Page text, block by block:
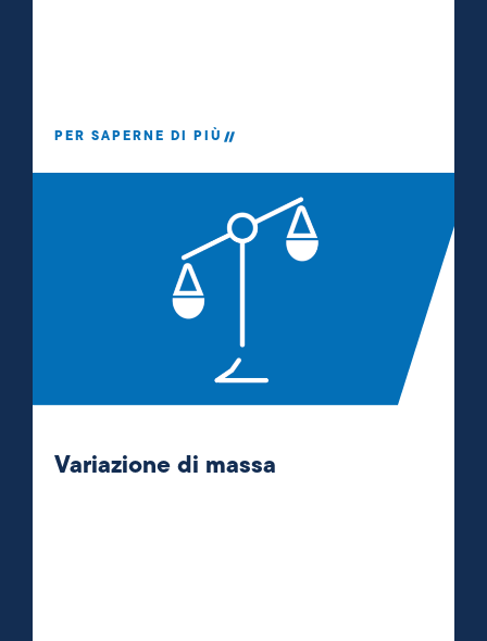
PER SAPERNE DI PIÙ
Variazione di massa